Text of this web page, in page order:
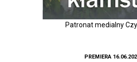
Patronat medialny
PREMIERA